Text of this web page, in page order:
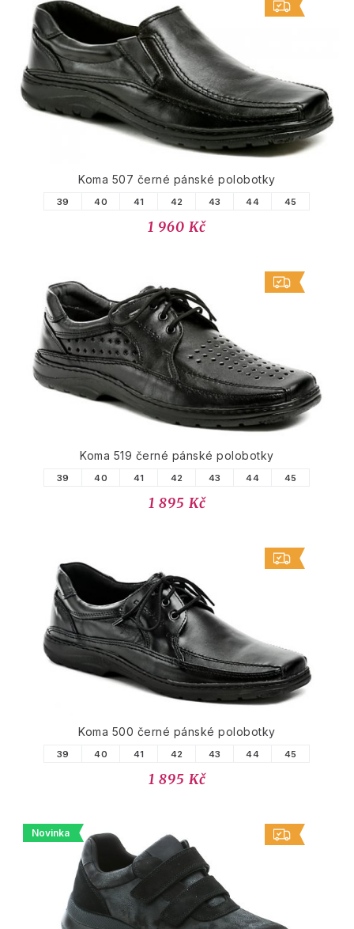
Koma 507 černé pánské polobotky
39 40 41 42 43 44 45
1 960 Kč
Koma 519 černé pánské polobotky
39 40 41 42 43 44 45
1 895 Kč
Koma 500 černé pánské polobotky
39 40 41 42 43 44 45
1 895 Kč
Novinka